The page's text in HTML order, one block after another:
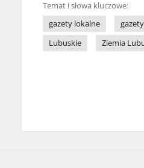
Temat i słowa kluczowe:
gazety lokalne
Lubuskie
Ziemia